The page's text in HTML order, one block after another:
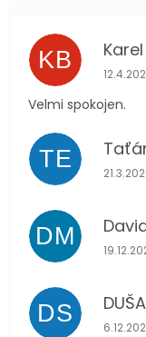
KB
Velmi spokojen.
TE
DM
DS